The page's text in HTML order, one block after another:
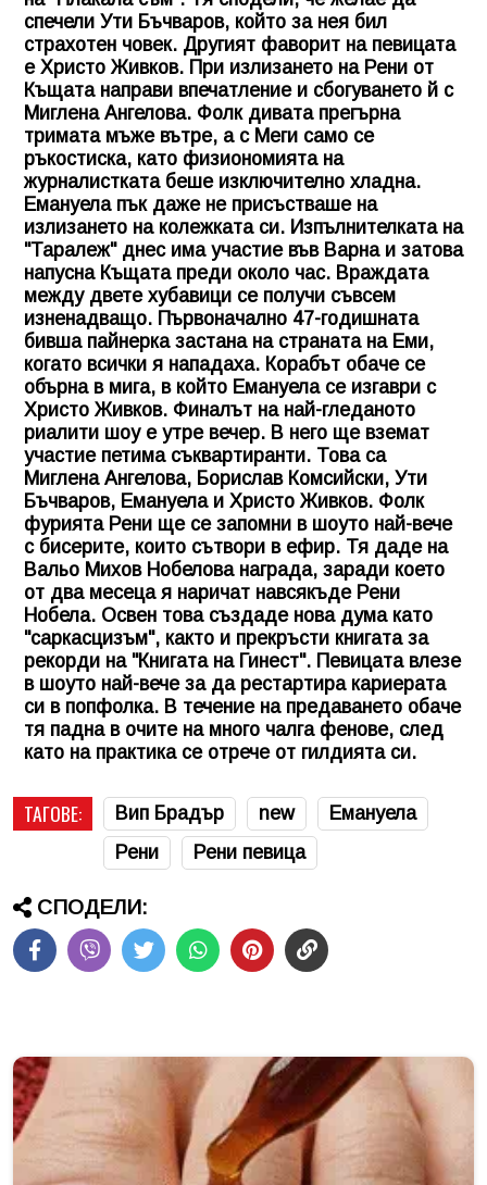
спечели Ути Бъчваров, който за нея бил
страхотен човек. Другият фаворит на певицата
е Христо Живков. При излизането на Рени от
Къщата направи впечатление и сбогуването й с
Миглена Ангелова. Фолк дивата прегърна
тримата мъже вътре, а с Меги само се
ръкостиска, като физиономията на
журналистката беше изключително хладна.
Емануела пък даже не присъстваше на
излизането на колежката си. Изпълнителката на
"Таралеж" днес има участие във Варна и затова
напусна Къщата преди около час. Враждата
между двете хубавици се получи съвсем
изненадващо. Първоначално 47-годишната
бивша пайнерка застана на страната на Еми,
когато всички я нападаха. Корабът обаче се
обърна в мига, в който Емануела се изгаври с
Христо Живков. Финалът на най-гледаното
риалити шоу е утре вечер. В него ще вземат
участие петима съквартиранти. Това са
Миглена Ангелова, Борислав Комсийски, Ути
Бъчваров, Емануела и Христо Живков. Фолк
фурията Рени ще се запомни в шоуто най-вече
с бисерите, които сътвори в ефир. Тя даде на
Вальо Михов Нобелова награда, заради което
от два месеца я наричат навсякъде Рени
Нобела. Освен това създаде нова дума като
"саркасцизъм", както и прекръсти книгата за
рекорди на "Книгата на Гинест". Певицата влезе
в шоуто най-вече за да рестартира кариерата
си в попфолка. В течение на предаването обаче
тя падна в очите на много чалга фенове, след
като на практика се отрече от гилдията си.
ТАГОВЕ: Вип Брадър new
Емануела
Рени
Рени певица
СПОДЕЛИ: